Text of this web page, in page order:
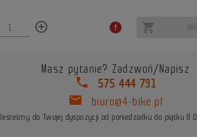
add_circle_outline error shopping_cart
Masz pytanie? Zadzwoń/Napisz
phone 575 444 731
mail biuro@4-bike.pl
Jesteśmy do Twojej dyspozycji od poniedziałku do piątku